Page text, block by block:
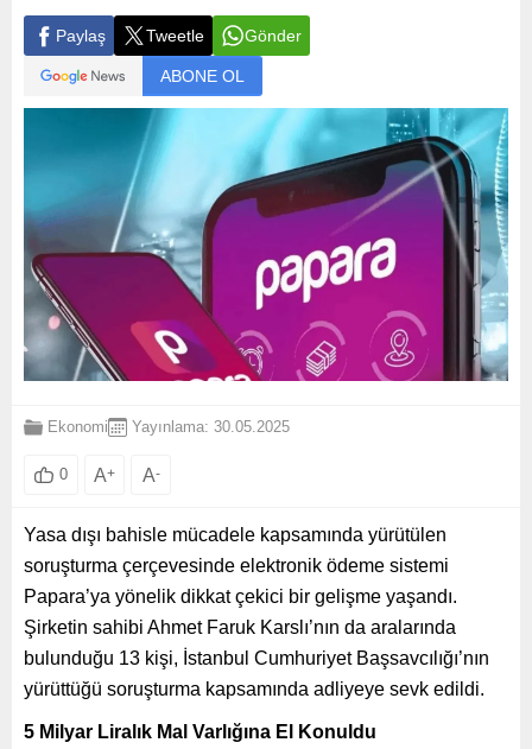
Paylaş Tweetle Gönder
ABONE OL
Ekonomi Yayınlama: 30.05.2025
0 A+ A-
Yasa dışı bahisle mücadele kapsamında yürütülen
soruşturma çerçevesinde elektronik ödeme sistemi
Papara’ya yönelik dikkat çekici bir gelişme yaşandı.
Şirketin sahibi Ahmet Faruk Karslı’nın da aralarında
bulunduğu 13 kişi, İstanbul Cumhuriyet Başsavcılığı’nın
yürüttüğü soruşturma kapsamında adliyeye sevk edildi.
5 Milyar Liralık Mal Varlığına El Konuldu